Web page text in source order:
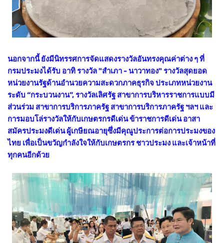
นอกจากนี้ ยังมีนิทรรศการจัดแสดงรางวัลอันทรงคุณค่าต่าง ๆ ที่
กรมประมงได้รับ อาทิ รางวัล "สำเภา - นาวาทอง" รางวัลสุดยอด
หน่วยงานรัฐด้านอำนวยความสะดวกภาคธุรกิจ ประเภทหน่วยงาน
ระดับ “กระบวนงาน”, รางวัลเลิศรัฐ สาขาการบริหารราชการแบบมี
ส่วนร่วม สาขาการบริการภาครัฐ สาขาการบริการภาครัฐ ฯลฯ และ
การมอบโล่รางวัลให้กับเกษตรกรดีเด่น ข้าราชการดีเด่น อาสา
สมัครประมงดีเด่น ผู้เกษียณอายุซึ่งมีคุณูประการต่อการประมงของ
ไทย เพื่อเป็นขวัญกำลังใจให้กับเกษตรกร ชาวประมง และเจ้าหน้าที่
ทุกคนอีกด้วย